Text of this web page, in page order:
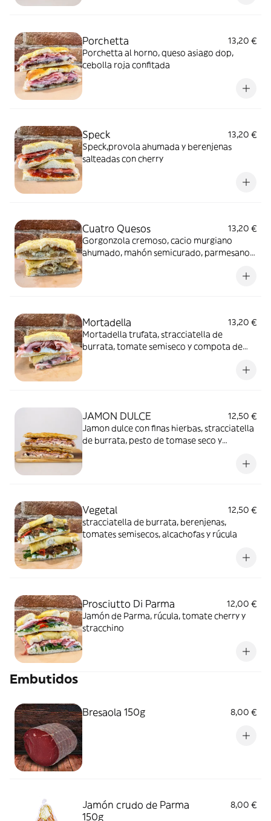
Porchetta
13,20 €
Porchetta al horno, queso asiago dop,
cebolla roja confitada
Speck
13,20 €
Speck,provola ahumada y berenjenas
salteadas con cherry
Cuatro Quesos
13,20 €
Gorgonzola cremoso, cacio murgiano
ahumado, mahón semicurado, parmesano
Mortadella
13,20 €
Mortadella trufata, stracciatella de
burrata, tomate semiseco y compota de
JAMON DULCE
12,50 €
Jamon dulce con finas hierbas, stracciatella
de burrata, pesto de tomase seco y
Vegetal
12,50 €
stracciatella de burrata, berenjenas,
tomates semisecos, alcachofas y rúcula
Prosciutto Di Parma
12,00 €
Jamón de Parma, rúcula, tomate cherry y
stracchino
Embutidos
Bresaola 150g 8,00 €
Jamón crudo de Parma
150g
8,00 €